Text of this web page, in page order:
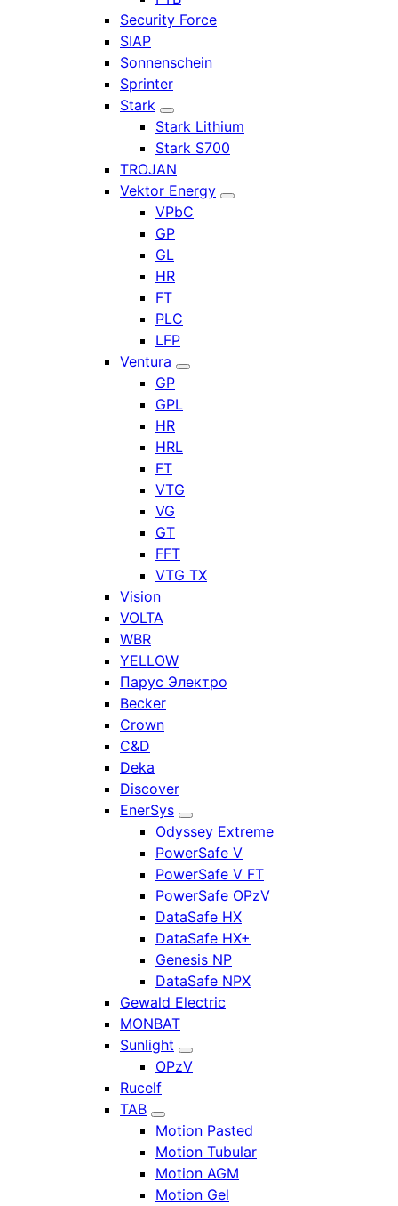
Security Force
SIAP
Sonnenschein
Sprinter
Stark
Stark Lithium
Stark S700
TROJAN
Vektor Energy
VPbC
GP
GL
HR
FT
PLC
LFP
Ventura
GP
GPL
HR
HRL
FT
VTG
VG
GT
FFT
VTG TX
Vision
VOLTA
WBR
YELLOW
Парус Электро
Becker
Crown
C&D
Deka
Discover
EnerSys
Odyssey Extreme
PowerSafe V
PowerSafe V FT
PowerSafe OPzV
DataSafe HX
DataSafe HX+
Genesis NP
DataSafe NPX
Gewald Electric
MONBAT
Sunlight
OPzV
Rucelf
TAB
Motion Pasted
Motion Tubular
Motion AGM
Motion Gel